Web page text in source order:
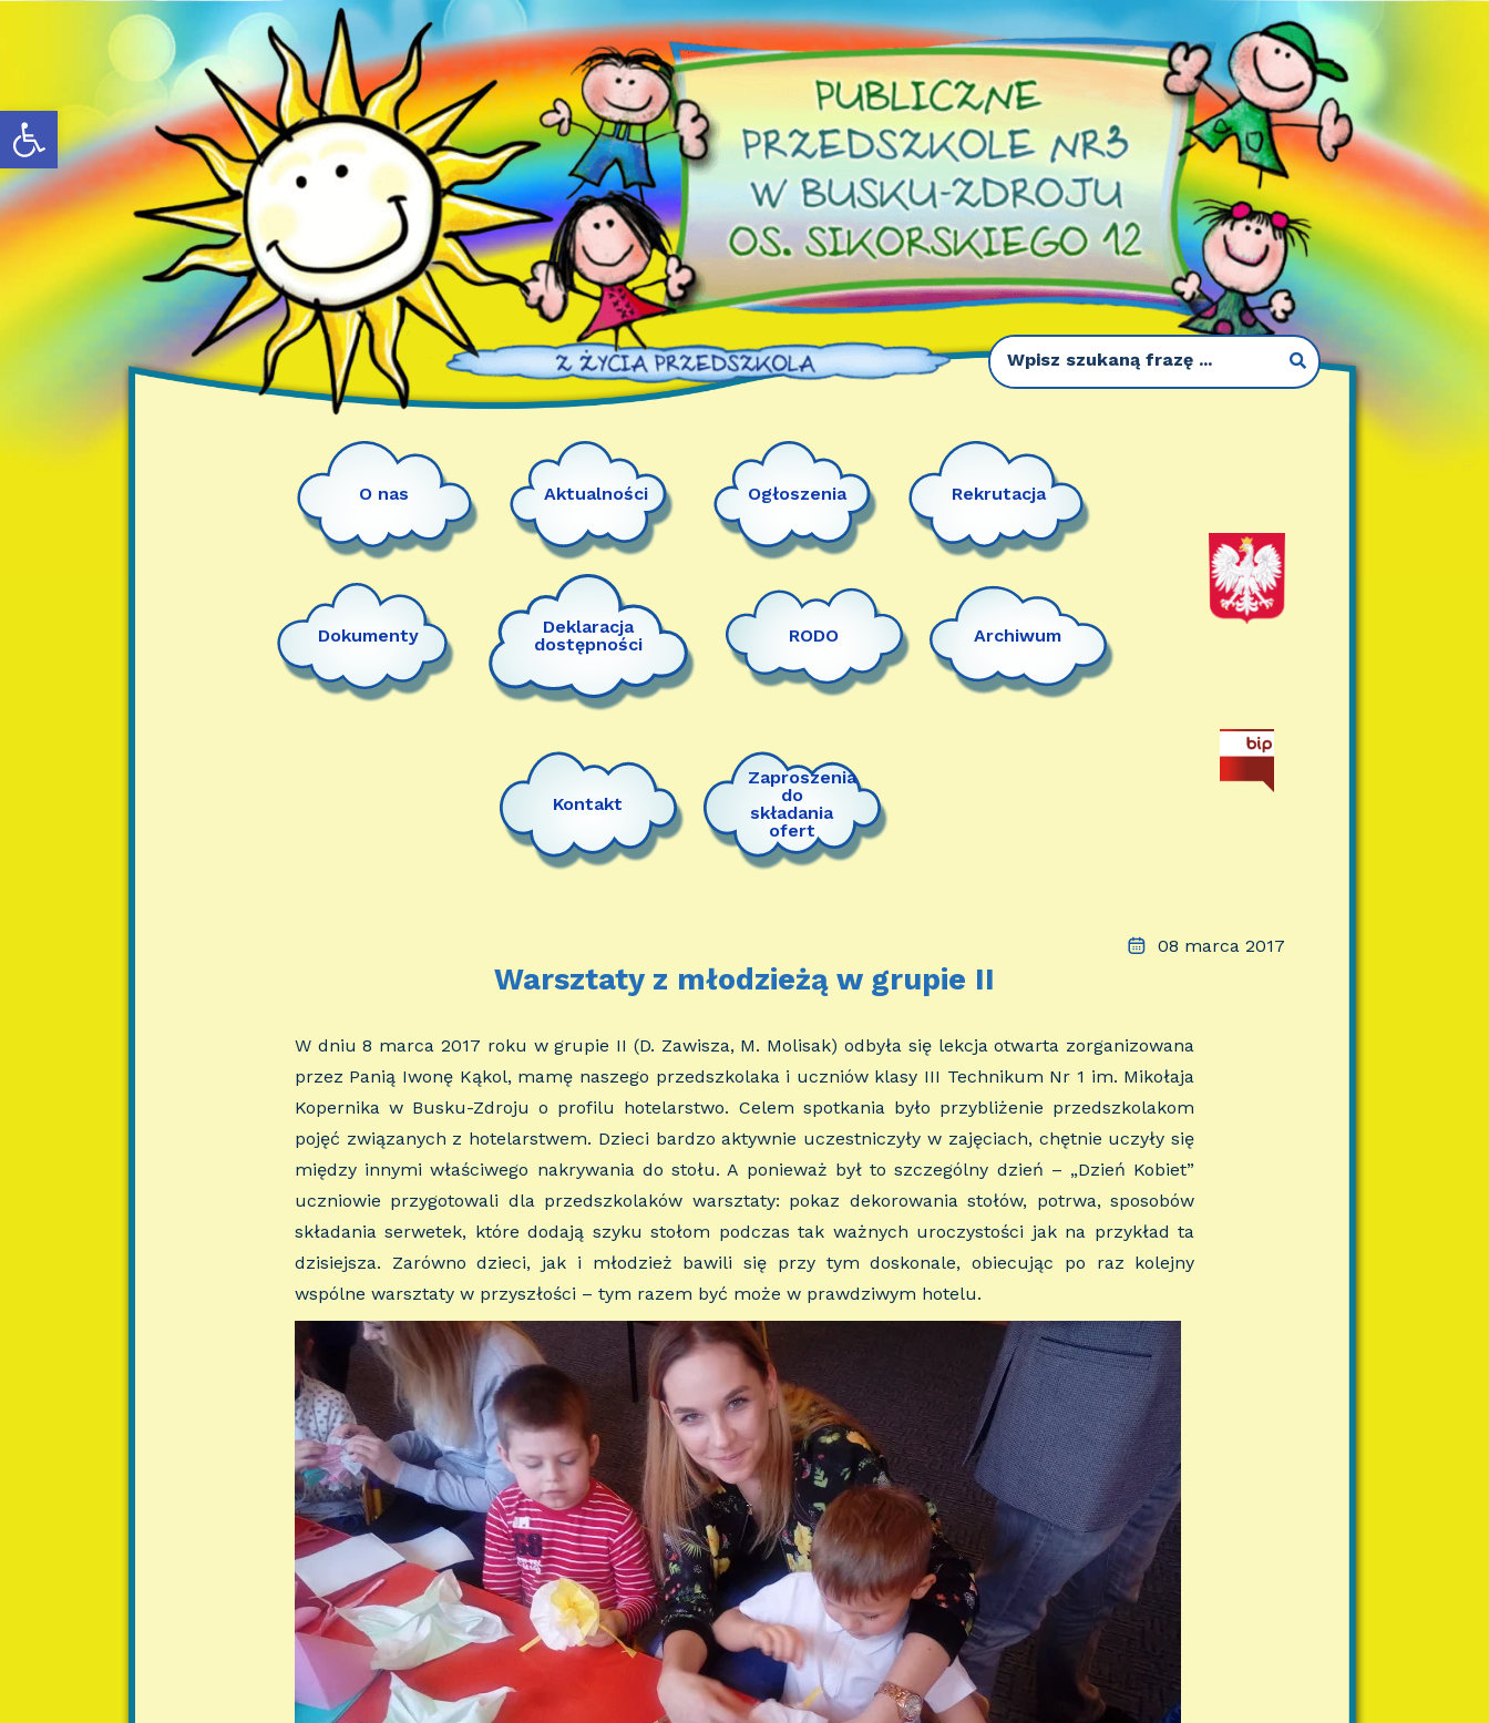
Otwórz pasek narzędzi
O nas Aktualności Ogłoszenia Rekrutacja
Dokumenty
Deklaracja
dostępności
RODO Archiwum
Kontakt
Zaproszenia
do
składania
ofert
08 marca 2017
Warsztaty z młodzieżą w grupie II
W dniu 8 marca 2017 roku w grupie II (D. Zawisza, M. Molisak) odbyła się lekcja otwarta zorganizowana
przez Panią Iwonę Kąkol, mamę naszego przedszkolaka i uczniów klasy III Technikum Nr 1 im. Mikołaja
Kopernika w Busku-Zdroju o profilu hotelarstwo. Celem spotkania było przybliżenie przedszkolakom
pojęć związanych z hotelarstwem. Dzieci bardzo aktywnie uczestniczyły w zajęciach, chętnie uczyły się
między innymi właściwego nakrywania do stołu. A ponieważ był to szczególny dzień – „Dzień Kobiet”
uczniowie przygotowali dla przedszkolaków warsztaty: pokaz dekorowania stołów, potrwa, sposobów
składania serwetek, które dodają szyku stołom podczas tak ważnych uroczystości jak na przykład ta
dzisiejsza. Zarówno dzieci, jak i młodzież bawili się przy tym doskonale, obiecując po raz kolejny
wspólne warsztaty w przyszłości – tym razem być może w prawdziwym hotelu.